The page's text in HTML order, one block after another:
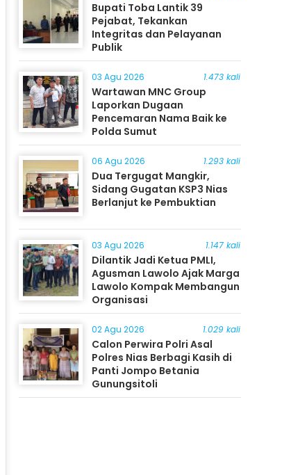
Bupati Toba Lantik 39
Pejabat, Tekankan
Integritas dan Pelayanan
Publik
03 Agu 2026 1.473 kali
Wartawan MNC Group
Laporkan Dugaan
Pencemaran Nama Baik ke
Polda Sumut
06 Agu 2026 1.293 kali
Dua Tergugat Mangkir,
Sidang Gugatan KSP3 Nias
Berlanjut ke Pembuktian
03 Agu 2026 1.147 kali
Dilantik Jadi Ketua PMLI,
Agusman Lawolo Ajak Marga
Lawolo Kompak Membangun
Organisasi
02 Agu 2026 1.029 kali
Calon Perwira Polri Asal
Polres Nias Berbagi Kasih di
Panti Jompo Betania
Gunungsitoli